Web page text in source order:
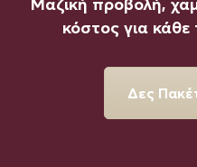
Μαζική προβολή,
κόστος για κάθε
Δες